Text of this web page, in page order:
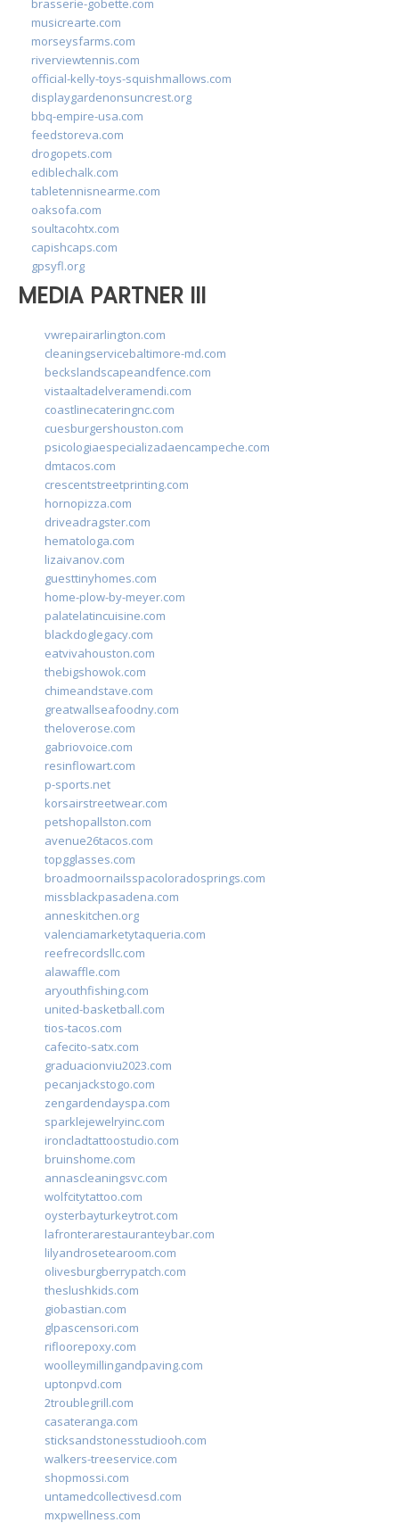
musicrearte.com
morseysfarms.com
riverviewtennis.com
official-kelly-toys-squishmallows.com
displaygardenonsuncrest.org
bbq-empire-usa.com
feedstoreva.com
drogopets.com
ediblechalk.com
tabletennisnearme.com
oaksofa.com
soultacohtx.com
capishcaps.com
gpsyfl.org
MEDIA PARTNER III
vwrepairarlington.com
cleaningservicebaltimore-md.com
beckslandscapeandfence.com
vistaaltadelveramendi.com
coastlinecateringnc.com
cuesburgershouston.com
psicologiaespecializadaencampeche.com
dmtacos.com
crescentstreetprinting.com
hornopizza.com
driveadragster.com
hematologa.com
lizaivanov.com
guesttinyhomes.com
home-plow-by-meyer.com
palatelatincuisine.com
blackdoglegacy.com
eatvivahouston.com
thebigshowok.com
chimeandstave.com
greatwallseafoodny.com
theloverose.com
gabriovoice.com
resinflowart.com
p-sports.net
korsairstreetwear.com
petshopallston.com
avenue26tacos.com
topgglasses.com
broadmoornailsspacoloradosprings.com
missblackpasadena.com
anneskitchen.org
valenciamarketytaqueria.com
reefrecordsllc.com
alawaffle.com
aryouthfishing.com
united-basketball.com
tios-tacos.com
cafecito-satx.com
graduacionviu2023.com
pecanjackstogo.com
zengardendayspa.com
sparklejewelryinc.com
ironcladtattoostudio.com
bruinshome.com
annascleaningsvc.com
wolfcitytattoo.com
oysterbayturkeytrot.com
lafronterarestauranteybar.com
lilyandrosetearoom.com
olivesburgberrypatch.com
theslushkids.com
giobastian.com
glpascensori.com
rifloorepoxy.com
woolleymillingandpaving.com
uptonpvd.com
2troublegrill.com
casateranga.com
sticksandstonesstudiooh.com
walkers-treeservice.com
shopmossi.com
untamedcollectivesd.com
mxpwellness.com